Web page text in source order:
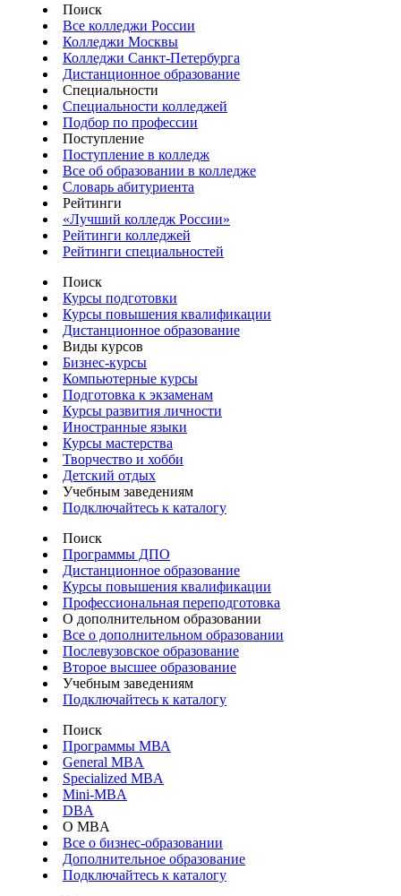
Поиск
Все колледжи России
Колледжи Москвы
Колледжи Санкт-Петербурга
Дистанционное образование
Специальности
Специальности колледжей
Подбор по профессии
Поступление
Поступление в колледж
Все об образовании в колледже
Словарь абитуриента
Рейтинги
«Лучший колледж России»
Рейтинги колледжей
Рейтинги специальностей
Поиск
Курсы подготовки
Курсы повышения квалификации
Дистанционное образование
Виды курсов
Бизнес-курсы
Компьютерные курсы
Подготовка к экзаменам
Курсы развития личности
Иностранные языки
Курсы мастерства
Творчество и хобби
Детский отдых
Учебным заведениям
Подключайтесь к каталогу
Поиск
Программы ДПО
Дистанционное образование
Курсы повышения квалификации
Профессиональная переподготовка
О дополнительном образовании
Все о дополнительном образовании
Послевузовское образование
Второе высшее образование
Учебным заведениям
Подключайтесь к каталогу
Поиск
Программы МВА
General MBA
Specialized MBA
Mini-MBA
DBA
О MBA
Все о бизнес-образовании
Дополнительное образование
Подключайтесь к каталогу